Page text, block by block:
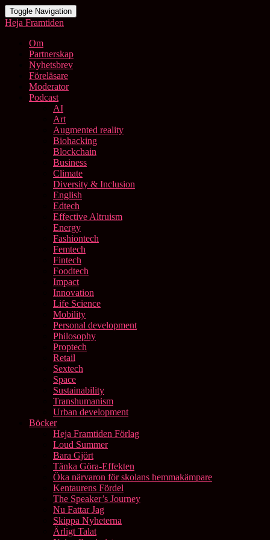
Toggle Navigation
Heja Framtiden
Om
Partnerskap
Nyhetsbrev
Föreläsare
Moderator
Podcast
AI
Art
Augmented reality
Biohacking
Blockchain
Business
Climate
Diversity & Inclusion
English
Edtech
Effective Altruism
Energy
Fashiontech
Femtech
Fintech
Foodtech
Impact
Innovation
Life Science
Mobility
Personal development
Philosophy
Proptech
Retail
Sextech
Space
Sustainability
Transhumanism
Urban development
Böcker
Heja Framtiden Förlag
Loud Summer
Bara Gjört
Tänka Göra-Effekten
Öka närvaron för skolans hemmakämpare
Kentaurens Fördel
The Speaker’s Journey
Nu Fattar Jag
Skippa Nyheterna
Ärligt Talat